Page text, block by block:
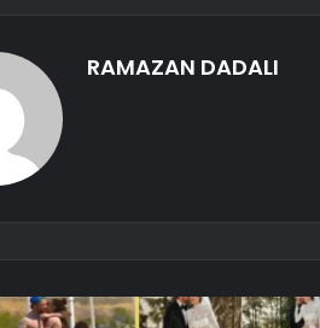
RAMAZAN DADALI